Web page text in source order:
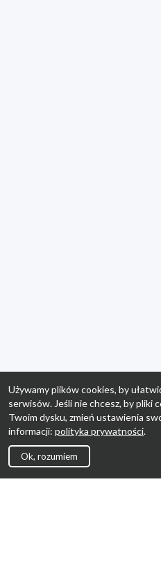
Używamy plików cookies, by
serwisów. Jeśli nie chcesz, by pliki
Twoim dysku, zmień ustawienia
informacji: polityka prywatności.
Ok, rozumiem